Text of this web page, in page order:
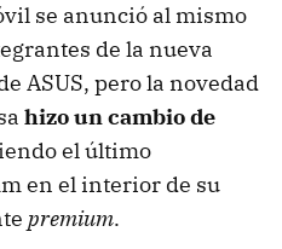
se anunció al mismo
de la nueva
ASUS, pero la novedad
hizo un cambio de
el último
en el interior de su
premium.